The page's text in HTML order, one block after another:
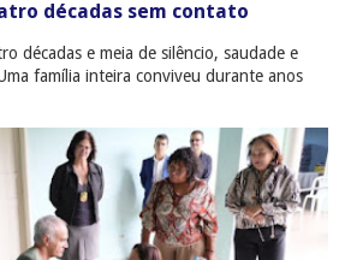
décadas sem contato
décadas e meia de silêncio, saudade e
família inteira conviveu durante anos